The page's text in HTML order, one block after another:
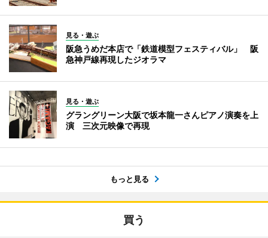
見る・遊ぶ
阪急うめだ本店で「鉄道模型フェスティバル」 阪
急神戸線再現したジオラマ
見る・遊ぶ
グラングリーン大阪で坂本龍一さんピアノ演奏を上
演 三次元映像で再現
もっと見る
買う